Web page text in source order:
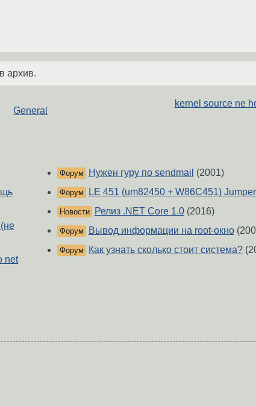
архив.
General
kernel source ne
net
Форум Нужен гуру по sendmail (2001)
Форум LE 451 (um82450 + W86C451)
Новости Релиз .NET Core 1.0(2016)
Форум Вывод информации на root-окно
Форум Как узнать сколько стоит система?